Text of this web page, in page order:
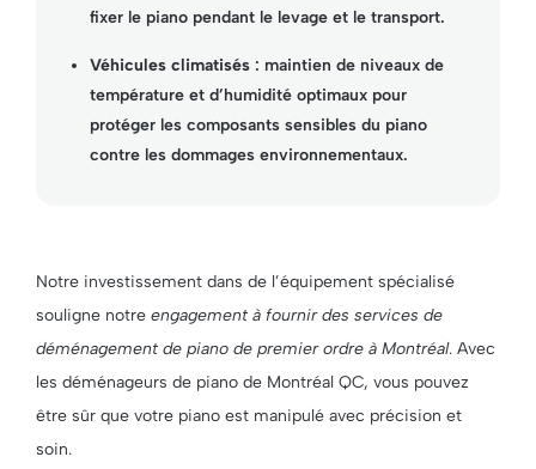
fixer le piano pendant le levage et le transport.
Véhicules climatisés : maintien de niveaux de
température et d’humidité optimaux pour
protéger les composants sensibles du piano
contre les dommages environnementaux.
Notre investissement dans de l’équipement spécialisé
souligne notre engagement à fournir des services de
déménagement de piano de premier ordre à Montréal. Avec
les déménageurs de piano de Montréal QC, vous pouvez
être sûr que votre piano est manipulé avec précision et
soin.